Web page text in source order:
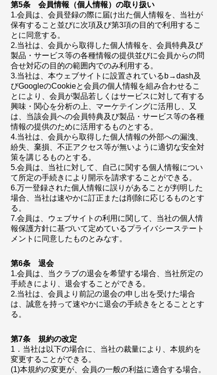
第5条 会員情報（個人情報）の取り扱い
1.会員は、会員登録の際に届け出た個人情報を、当社が
保有すること並びに次項及び第3項の目的で利用するこ
とに同意する。
2.当社は、会員から取得した個人情報を、会員特典及び
製品・サービス等の各種情報の提供並びに会員からの問
合せ対応の目的の範囲内でのみ利用する。
3.当社は、本ウェブサイトに設置されているb→dash及
びGoogleのCookieと会員の個人情報を組み合わせるこ
とにより、会員が製品若しくはサービスに対して有する
興味・関心を分析の上、マーケテイングに活用し、又
は、当該会員への会員特典及び製品・サービス等の各種
情報の提供のために活用するものとする。
4.当社は、会員から取得した個人情報の外部への漏洩、
紛失、棄損、不正アクセス等が無いように適切な安全対
策を講じるものとする。
5.会員は、当社に対して、自己に関する個人情報につい
て所定の手続きにより開示を請求することができる。
6.万一登録された個人情報に誤りがあることが判明した
場合、当社は速やかに訂正または削除に応じるものとす
る。
7.会員は、ウェブサイトの利用に関して、当社の個人情
報保護方針に基づいて定めているプライバシーステート
メントに同意したものとみなす。
第6条 退会
1.会員は、当クラブの退会を希望する場合、当社所定の
手続きにより、退会することができる。
2.当社は、会員より前記の退会の申し出を受けた場合
は、誠意を持って速やかに退会の手続きをとることとす
る。
第7条 規約の改定
1．当社は以下の場合に、当社の裁量により、本規約を
変更することができる。
(1)本規約の変更が、会員の一般の利益に適合する場合。